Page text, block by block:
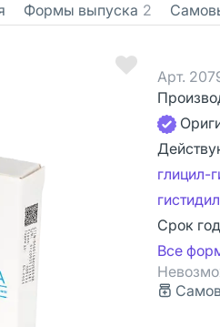
Формы выпуска 2
Арт.
глицил-
Срок
Все